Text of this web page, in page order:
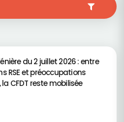
du 2 juillet 2026 : entre
RSE et préoccupations
CFDT reste mobilisée